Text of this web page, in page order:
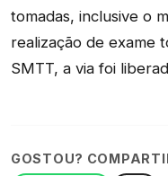
tomadas, inclusive o
realização de exame
SMTT, a via foi
GOSTOU?